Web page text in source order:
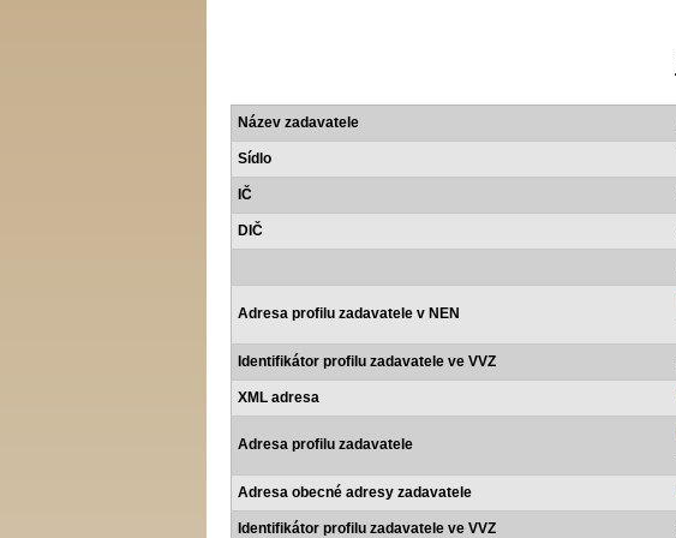
Název zadavatele
Sídlo
IČ
DIČ
Adresa profilu zadavatele v NEN
Identifikátor profilu zadavatele ve VVZ
XML adresa
Adresa profilu zadavatele
Adresa obecné adresy zadavatele
Identifikátor profilu zadavatele ve VVZ